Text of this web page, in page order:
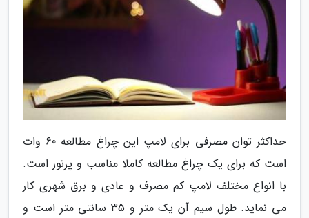
حداکثر توان مصرفی برای لامپ این چراغ مطالعه 60 وات
است که برای یک چراغ مطالعه کاملا مناسب و پرنور است.
با انواع مختلف لامپ کم مصرف و عادی و برق شهری کار
می نماید. طول سیم آن یک متر و 35 سانتی متر است و